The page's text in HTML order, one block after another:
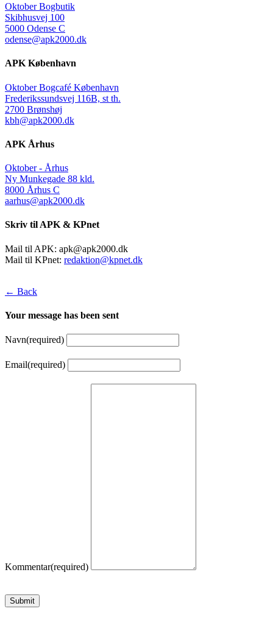
Oktober Bogbutik
Skibhusvej 100
5000 Odense C
odense@apk2000.dk
APK København
Oktober Bogcafé København
Frederikssundsvej 116B, st th.
2700 Brønshøj
kbh@apk2000.dk
APK Århus
Oktober - Århus
Ny Munkegade 88 kld.
8000 Århus C
aarhus@apk2000.dk
Skriv til APK & KPnet
Mail til APK: apk@apk2000.dk
Mail til KPnet: redaktion@kpnet.dk
← Back
Your message has been sent
Navn(required)
Email(required)
Kommentar(required)
Submit